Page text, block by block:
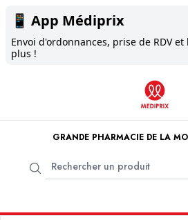
📱 App Médiprix
Envoi d'ordonnances, prise de RDV et
plus !
GRANDE PHARMACIE DE LA